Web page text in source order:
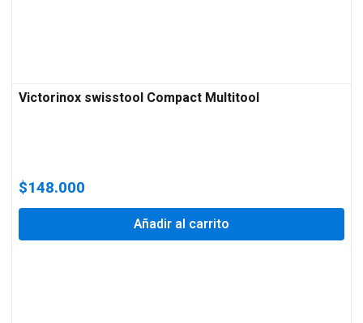
Victorinox swisstool Compact Multitool
$148.000
Añadir al carrito